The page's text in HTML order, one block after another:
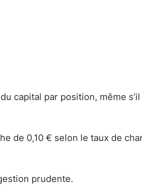
capital par position, même s’il
de 0,10 € selon le taux de
prudente.